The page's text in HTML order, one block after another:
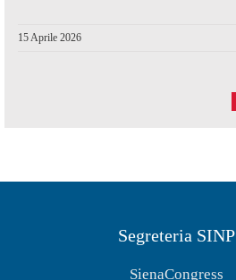
15 Aprile 2026
Segreteria SINP
SienaCongress